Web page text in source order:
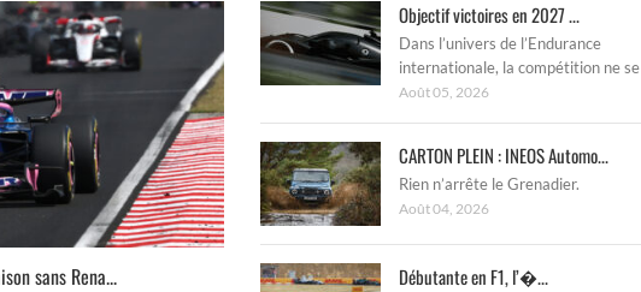
sans Rena...
Objectif victoires en 2027 ...
Dans l’univers de l’Endurance
internationale, la compétition ne se
Août 05, 2026
CARTON PLEIN : INEOS Automo...
Rien n’arrête le Grenadier.
Août 04, 2026
Débutante en F1, l’�...